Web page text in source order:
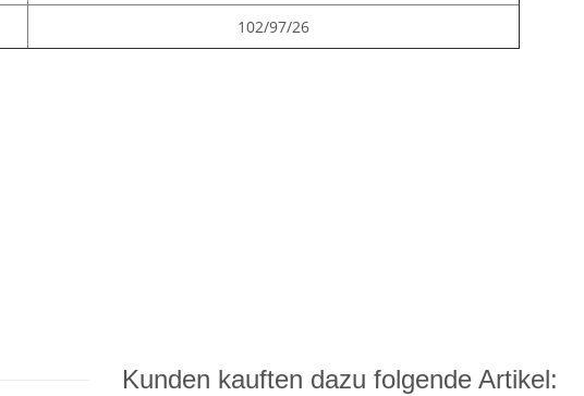
102/97/26
Kunden kauften dazu folgende Artikel: